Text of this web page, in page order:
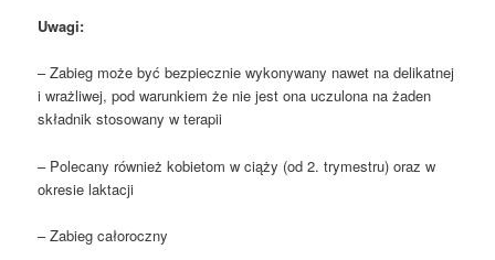
Uwagi:
– Zabieg może być bezpiecznie wykonywany nawet na delikatnej
i wrażliwej, pod warunkiem że nie jest ona uczulona na żaden
składnik stosowany w terapii
– Polecany również kobietom w ciąży (od 2. trymestru) oraz w
okresie laktacji
– Zabieg całoroczny